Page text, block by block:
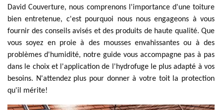
David Couverture, nous comprenons l'importance d'une toiture
bien entretenue, c'est pourquoi nous nous engageons à vous
fournir des conseils avisés et des produits de haute qualité. Que
vous soyez en proie à des mousses envahissantes ou à des
problèmes d'humidité, notre guide vous accompagne pas à pas
dans le choix et l'application de l'hydrofuge le plus adapté à vos
besoins. N'attendez plus pour donner à votre toit la protection
qu'il mérite!